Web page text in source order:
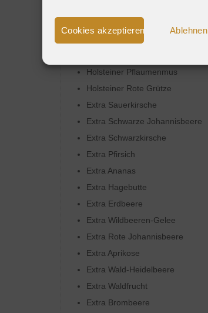
Cookies akzeptieren Ablehnen
Holsteiner Pflaumenmus
Holsteiner Rote Grütze
Extra Sauerkirsche
Extra Schwarze Johannisbeere
Extra Schwarzkirsche
Extra Pfirsich
Extra Ananas
Extra Hagebutte
Extra Erdbeere
Extra Wildbeeren-Gelee
Extra Rote Johannisbeere
Extra Aprikose
Extra Wald-Heidelbeere
Extra Waldfrucht
Extra Brombeere